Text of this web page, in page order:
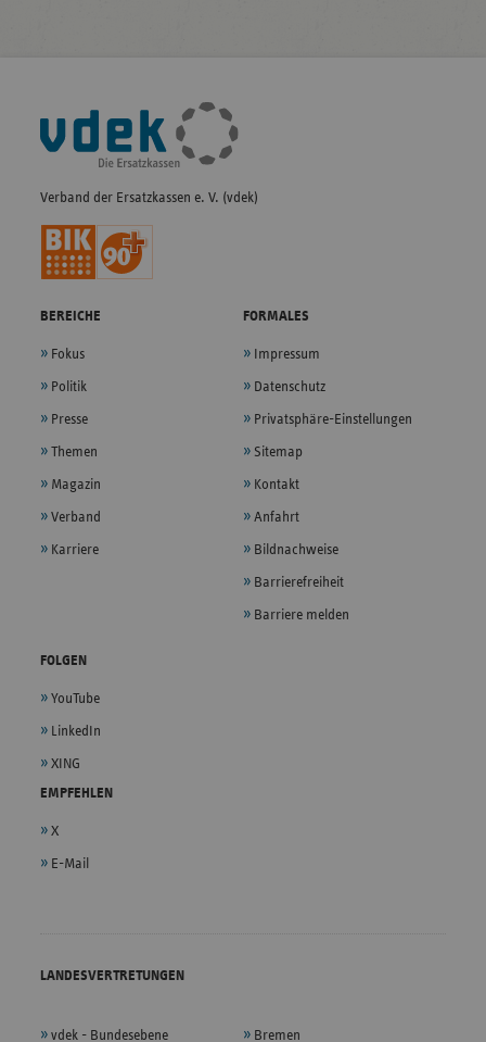
Fußleisten-
Navigation
Verband der Ersatzkassen e. V. (vdek)
BEREICHE
Fokus
Politik
Presse
Themen
Magazin
Verband
Karriere
FORMALES
Impressum
Datenschutz
Privatsphäre-Einstellungen
Sitemap
Kontakt
Anfahrt
Bildnachweise
Barrierefreiheit
Barriere melden
FOLGEN
YouTube
LinkedIn
XING
EMPFEHLEN
X
E-Mail
LANDESVERTRETUNGEN
vdek - Bundesebene Bremen